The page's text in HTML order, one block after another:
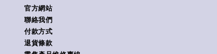
官方網站
聯絡我們
付款方式
退貨條款